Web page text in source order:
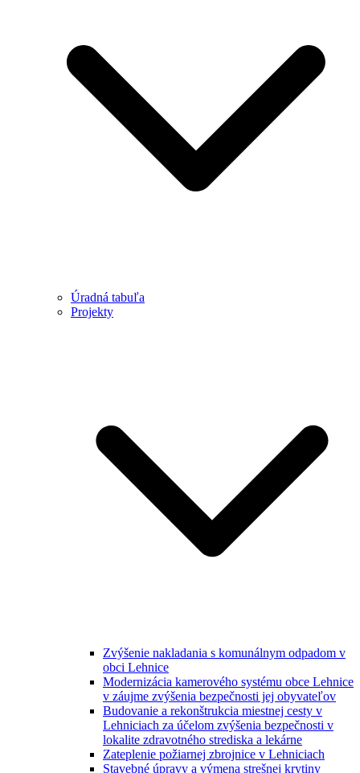
Úradná tabuľa
Projekty
Zvýšenie nakladania s komunálnym odpadom v
obci Lehnice
Modernizácia kamerového systému obce Lehnice
v záujme zvýšenia bezpečnosti jej obyvateľov
Budovanie a rekonštrukcia miestnej cesty v
Lehniciach za účelom zvýšenia bezpečnosti v
lokalite zdravotného strediska a lekárne
Zateplenie požiarnej zbrojnice v Lehniciach
Stavebné úpravy a výmena strešnej krytiny